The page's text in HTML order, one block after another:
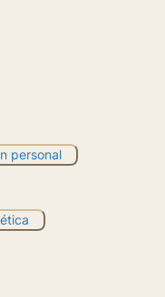
personal